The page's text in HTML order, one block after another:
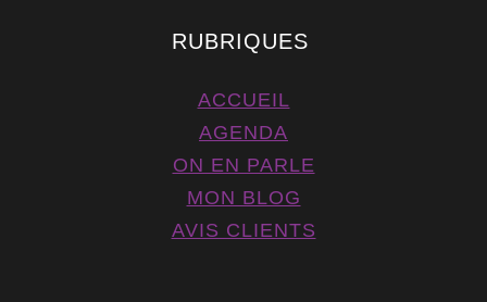
RUBRIQUES
ACCUEIL
AGENDA
ON EN PARLE
MON BLOG
AVIS CLIENTS